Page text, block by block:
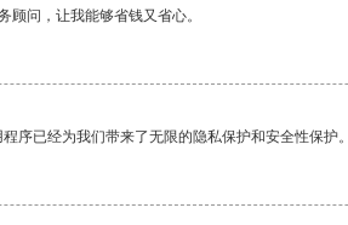
顾问，让我能够省钱又省心。
序已经为我们带来了无限的隐私保护和安全性保护